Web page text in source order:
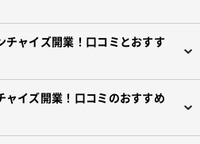
ャイズ開業！口コミとおすす
イズ開業！口コミのおすすめ